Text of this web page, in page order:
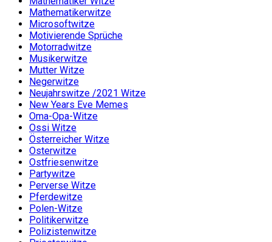
Mathematikerwitze
Microsoftwitze
Motivierende Sprüche
Motorradwitze
Musikerwitze
Mutter Witze
Negerwitze
Neujahrswitze /2021 Witze
New Years Eve Memes
Oma-Opa-Witze
Ossi Witze
Österreicher Witze
Osterwitze
Ostfriesenwitze
Partywitze
Perverse Witze
Pferdewitze
Polen-Witze
Politikerwitze
Polizistenwitze